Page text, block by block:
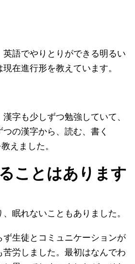
英語でやりとりができる明るい
在進行形を教えています。
字も少しずつ勉強していて、
の漢字から、読む、書く
えました。
ことはあります
眠れないこともありました。
ず生徒とコミュニケーションが
苦労しました。最初はなんでわ